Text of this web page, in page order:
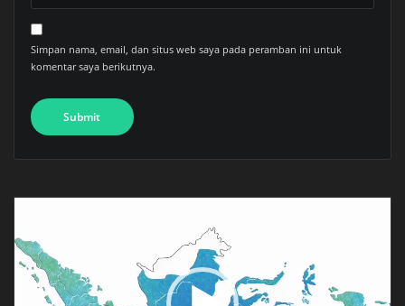
Simpan nama, email, dan situs web saya pada peramban ini untuk
komentar saya berikutnya.